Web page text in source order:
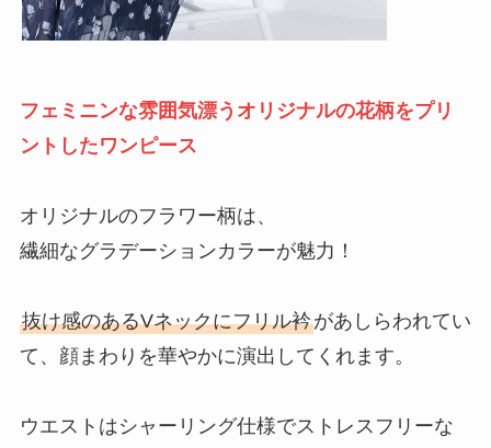
フェミニンな雰囲気漂うオリジナルの花柄をプリ
ントしたワンピース
オリジナルのフラワー柄は、
繊細なグラデーションカラーが魅力！
抜け感のあるVネックにフリル衿があしらわれてい
て、顔まわりを華やかに演出してくれます。
ウエストはシャーリング仕様でストレスフリーな